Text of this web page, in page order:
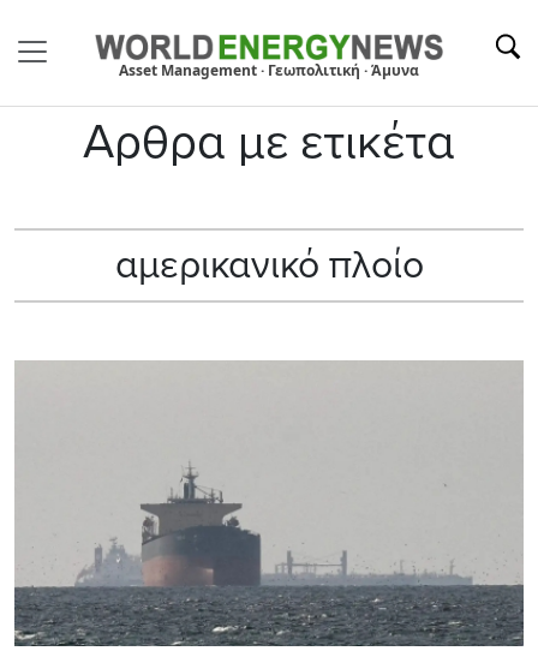
Asset Management · Γεωπολιτική · Άμυνα
Αρθρα με ετικέτα
αμερικανικό πλοίο